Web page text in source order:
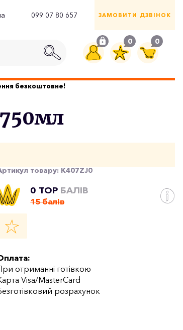
099 07 80 657 ЗАМОВИТИ ДЗВІНОК
0 0
безкоштовне!
товару: K407ZJ0
0 TOP БАЛІВ
15 балів
отриманні готівкою
Visa/MasterCard
розрахунок